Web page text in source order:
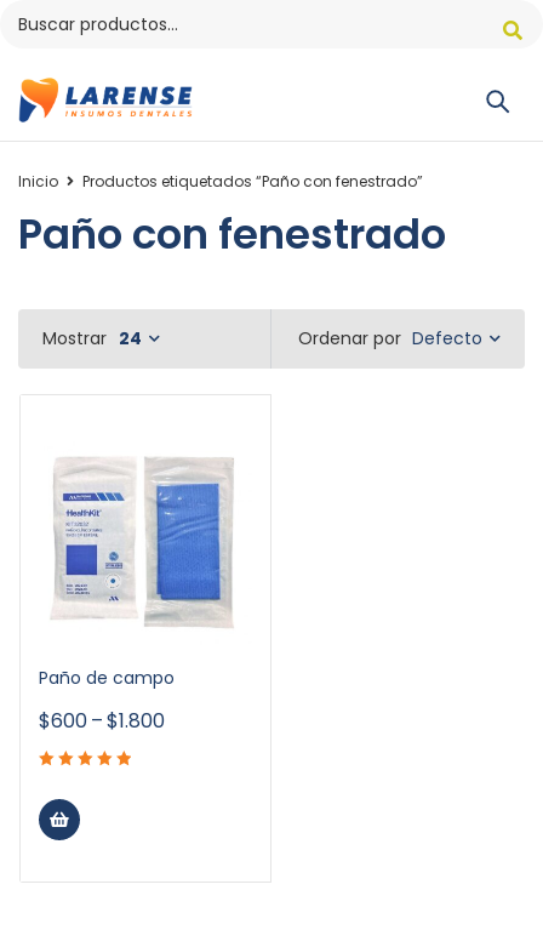
Inicio Productos etiquetados “Paño con fenestrado”
Paño con fenestrado
Ordenar por Defecto
Mostrar 24
Paño de campo
$600–$1.800